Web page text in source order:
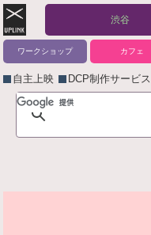
渋谷
ワークショップ カフェ
自主上映 DCP制作サービス